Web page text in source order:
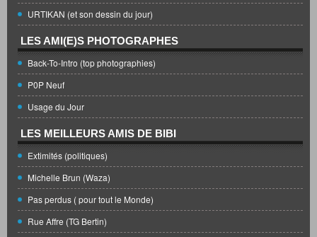
URTIKAN (et son dessin du jour)
LES AMI(E)S PHOTOGRAPHES
Back-To-Intro (top photographies)
P0P Neuf
Usage du Jour
LES MEILLEURS AMIS DE BIBI
Extimités (politiques)
Michelle Brun (Waza)
Pas perdus ( pour tout le Monde)
Rue Affre (TG Bertin)